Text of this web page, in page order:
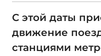
С этой даты
движение
станциями